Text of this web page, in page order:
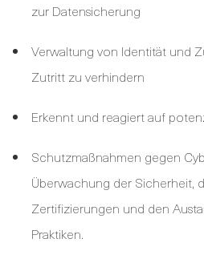
zur Datensicherung
Verwaltung von Identität und
Zutritt zu verhindern
Erkennt und reagiert auf
Schutzmaßnahmen gegen
Überwachung der Sicherheit,
Zertifizierungen und den
Praktiken.